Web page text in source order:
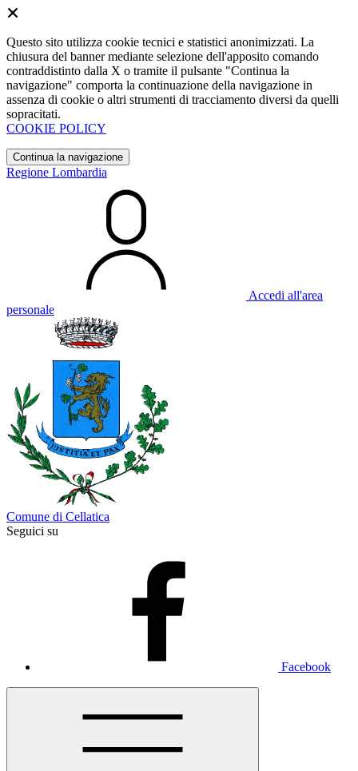
Questo sito utilizza cookie tecnici e statistici anonimizzati. La
chiusura del banner mediante selezione dell'apposito comando
contraddistinto dalla X o tramite il pulsante "Continua la
navigazione" comporta la continuazione della navigazione in
assenza di cookie o altri strumenti di tracciamento diversi da quelli
sopracitati.
COOKIE POLICY
Continua la navigazione
Regione Lombardia
Accedi all'area
personale
Comune di Cellatica
Seguici su
Facebook